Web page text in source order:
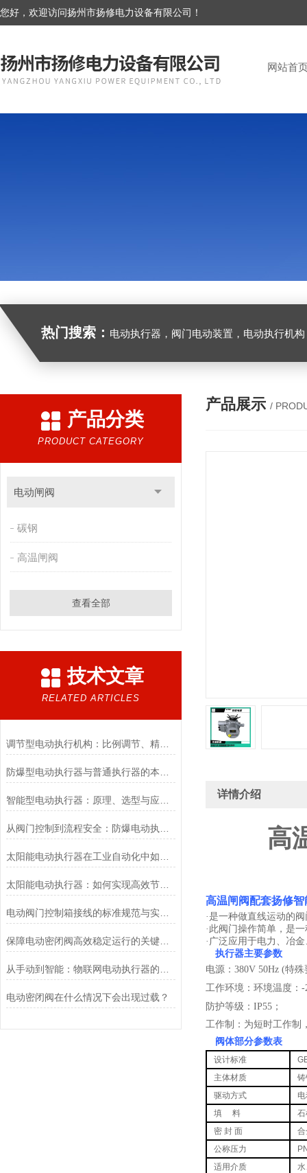
您好，欢迎访问扬州市扬修电力设备有限公司！
网站首
热门搜索： 电动执行器，阀门电动装置，电动执行机构，阀门驱动装置，电动头，角行
产品分类
PRODUCT CATEGORY
电动闸阀
碳钢
高温闸阀
查看全部
技术文章
RELATED ARTICLES
调节型电动执行机构：比例调节、精度控制要点
太阳能电动执行器：如何实现高效节能的自动化控制？
保障电动密闭阀高效稳定运行的关键举措
电动密闭阀在什么情况下会出现过载？
产品展示 /
详情介绍
高
高温闸阀配套扬修
·是一种做直线运动的
·此阀门操作简单，是
·广泛应用于电力、冶
执行器主要参数
电源：380V 50Hz (特
工作环境：环境温度
防护等级：IP55；
工作制：为短时工作制
阀体部分参数表
设计标准
主体材质
驱动方式
填 料
密 封 面
公称压力
适用介质